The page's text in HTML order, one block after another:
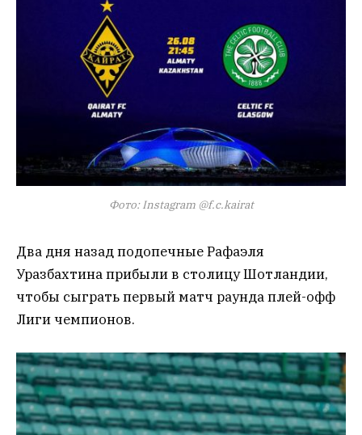
Фото: Instagram @f.c.kairat
Два дня назад подопечные Рафаэля
Уразбахтина прибыли в столицу Шотландии,
чтобы сыграть первый матч раунда плей-офф
Лиги чемпионов.